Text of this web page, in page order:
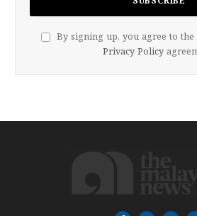
By signing up, you agree to
Privacy Policy